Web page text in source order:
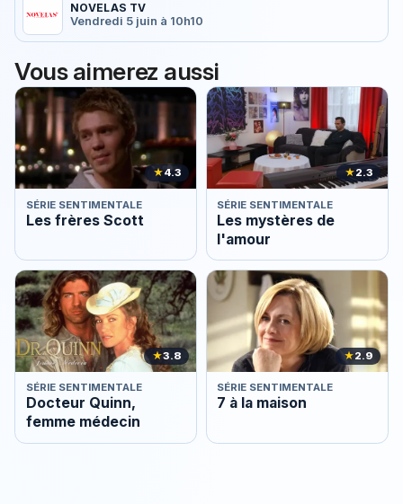
NOVELAS TV
Vendredi 5 juin à 10h10
Vous aimerez aussi
★4.3
SÉRIE SENTIMENTALE
Les frères Scott
★2.3
SÉRIE SENTIMENTALE
Les mystères de
l'amour
★3.8
SÉRIE SENTIMENTALE
Docteur Quinn,
femme médecin
★2.9
SÉRIE SENTIMENTALE
7 à la maison